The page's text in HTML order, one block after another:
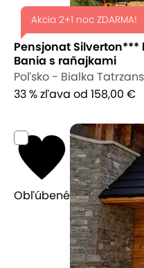
Akcia 2+1 noc ZDARMA!
Pensjonat
Bania s raňajkami
Poľsko - Bialka
33 % zľava od 158,00 €
Obľúbené